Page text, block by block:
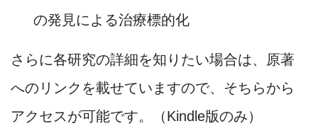
の発見による治療標的化
さらに各研究の詳細を知りたい場合は、原著
へのリンクを載せていますので、そちらから
アクセスが可能です。（Kindle版のみ）